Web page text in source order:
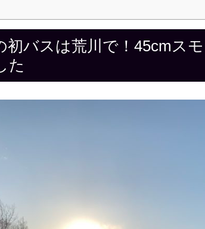
初バスは荒川で！45cmス
た